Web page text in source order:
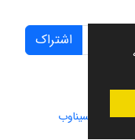
اشتراک
سازی از سیناوب